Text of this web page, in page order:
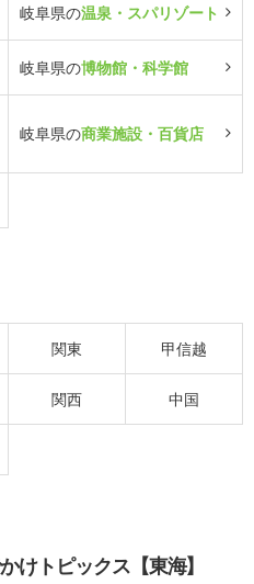
岐阜県の温泉・スパリゾート
岐阜県の博物館・科学館
岐阜県の商業施設・百貨店
関東 甲信越
関西 中国
けトピックス【東海】